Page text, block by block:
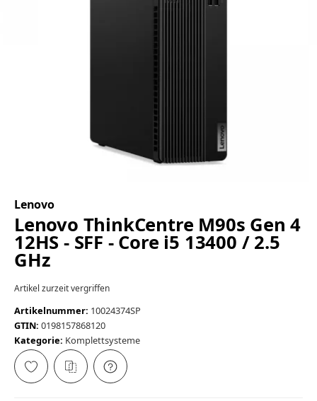
Lenovo
Lenovo ThinkCentre M90s Gen 4
12HS - SFF - Core i5 13400 / 2.5
GHz
Artikel zurzeit vergriffen
Artikelnummer: 10024374SP
GTIN: 0198157868120
Kategorie: Komplettsysteme